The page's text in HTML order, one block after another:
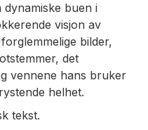
buen i
visjon av
bilder,
det
vennene hans bruker
helhet.
tekst.